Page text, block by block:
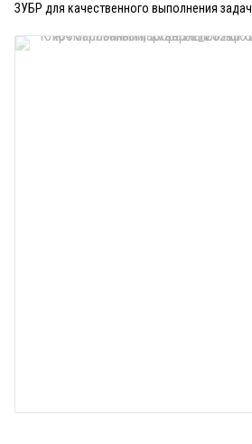
ЗУБР для качественного выполнения задач.